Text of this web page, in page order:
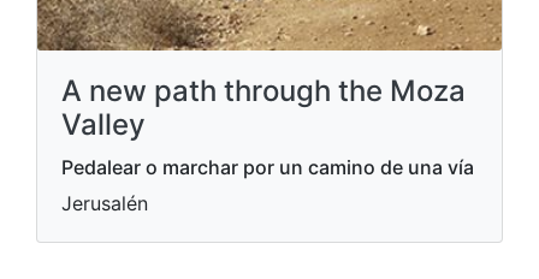
A new path through the Moza
Valley
Pedalear o marchar por un camino de una vía
Jerusalén